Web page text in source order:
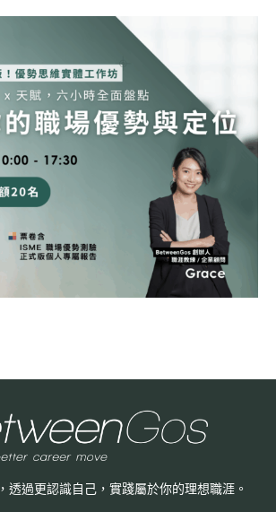
透過更認識自己， 實踐屬於你的理想職涯。